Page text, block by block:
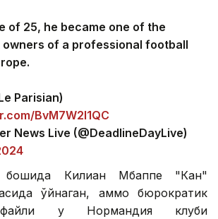
of 25, he became one of the
of a professional football
Parisian)
BvM7W2l1QC
News Live (@DeadlineDayLive)
бошида Килиан Мбаппе "Кан"
ўйнаган, аммо бюрократик
у Нормандия клуби